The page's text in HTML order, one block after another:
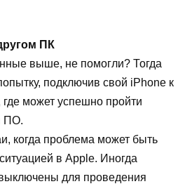
ПК
выше, не помогли? Тогда
подключив свой iPhone к
где может успешно пройти
ПО.
когда проблема может быть
в Apple. Иногда
для проведения